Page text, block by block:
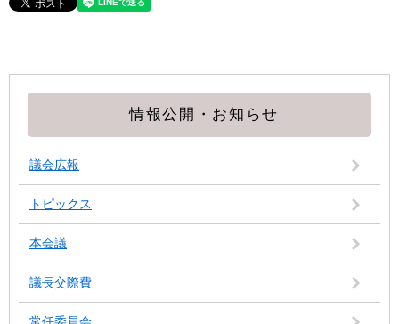
情報公開・お知らせ
議会広報
トピックス
本会議
議長交際費